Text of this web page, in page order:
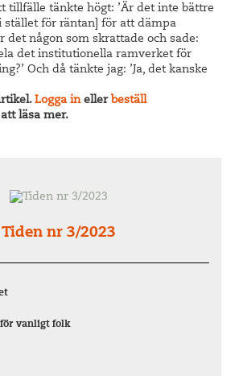
tillfälle tänkte högt: ’Är det inte bättre
stället för räntan] för att dämpa
det någon som skrattade och sade:
det institutionella ramverket för
Och då tänkte jag: ’Ja, det kanske
Logga ineller beställ
läsa mer.
Tiden nr 3/2023
vanligt folk